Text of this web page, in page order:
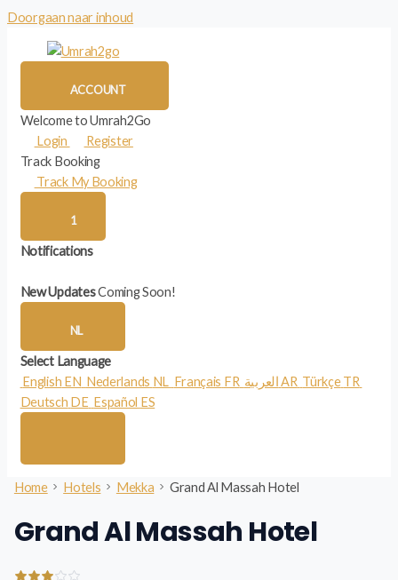
Doorgaan naar inhoud
ACCOUNT
Welcome to Umrah2Go
Login
Register
Track Booking
Track My Booking
1
Notifications
New UpdatesComing Soon!
NL
Select Language
English EN Nederlands NL Français FR العربية AR Türkçe TR
Deutsch DE Español ES
Home Hotels Mekka Grand Al Massah Hotel
Grand Al Massah Hotel